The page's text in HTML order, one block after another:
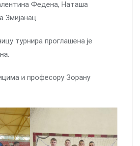
Федена, Наташа
Змијанац.
турнира проглашена је
и професору Зорану